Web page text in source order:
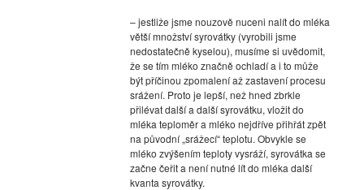
– jestliže jsme nouzově nuceni nalít do mléka
větší množství syrovátky (vyrobili jsme
nedostatečně kyselou), musíme si uvědomit,
že se tím mléko značně ochladí a i to může
být příčinou zpomalení až zastavení procesu
srážení. Proto je lepší, než hned zbrkle
přilévat další a další syrovátku, vložit do
mléka teploměr a mléko nejdříve přihřát zpět
na původní „srážecí“ teplotu. Obvykle se
mléko zvýšením teploty vysráží, syrovátka se
začne čeřit a není nutné lít do mléka další
kvanta syrovátky.